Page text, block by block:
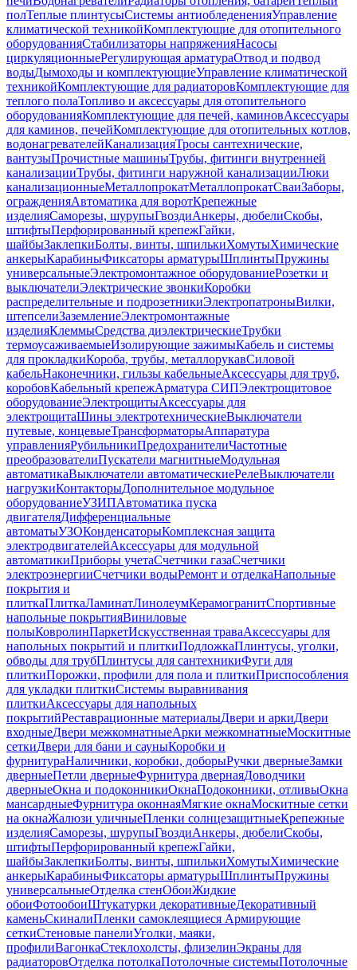
полТеплые плинтусыСистемы антиобледененияУправление
климатической техникойКомплектующие для отопительного
оборудованияСтабилизаторы напряженияНасосы
циркуляционныеРегулирующая арматураОтвод и подвод
водыДымоходы и комплектующиеУправление климатической
техникойКомплектующие для радиаторовКомплектующие для
теплого полаТопливо и аксессуары для отопительного
оборудованияКомплектующие для печей, каминовАксессуары
для каминов, печейКомплектующие для отопительных котлов,
водонагревателейКанализацияТросы сантехнические,
вантузыПрочистные машиныТрубы, фитинги внутренней
канализацииТрубы, фитинги наружной канализацииЛюки
канализационныеМеталлопрокатМеталлопрокатСваиЗаборы,
огражденияАвтоматика для воротКрепежные
изделияСаморезы, шурупыГвоздиАнкеры, дюбелиСкобы,
штифтыПерфорированный крепежГайки,
шайбыЗаклепкиБолты, винты, шпилькиХомутыХимические
анкерыКарабиныФиксаторы арматурыШплинтыПружины
универсальныеЭлектромонтажное оборудованиеРозетки и
выключателиЭлектрические звонкиКоробки
распределительные и подрозетникиЭлектропатроныВилки,
штепселиЗаземлениеЭлектромонтажные
изделияКлеммыСредства диэлектрическиеТрубки
термоусаживаемыеИзолирующие зажимыКабель и системы
для прокладкиКороба, трубы, металлорукавСиловой
кабельНаконечники, гильзы кабельныеАксессуары для труб,
коробовКабельный крепежАрматура СИПЭлектрощитовое
оборудованиеЭлектрощитыАксессуары для
электрощитаШины электротехническиеВыключатели
путевые, концевыеТрансформаторыАппаратура
управленияРубильникиПредохранителиЧастотные
преобразователиПускатели магнитныеМодульная
автоматикаВыключатели автоматическиеРелеВыключатели
нагрузкиКонтакторыДополнительное модульное
оборудованиеУЗИПАвтоматика пуска
двигателяДифференциальные
автоматыУЗОКонденсаторыКомплексная защита
электродвигателейАксессуары для модульной
автоматикиПриборы учетаСчетчики газаСчетчики
электроэнергииСчетчики водыРемонт и отделкаНапольные
покрытия и
плиткаПлиткаЛаминатЛинолеумКерамогранитСпортивные
напольные покрытияВиниловые
полыКовролинПаркетИскусственная траваАксессуары для
напольных покрытий и плиткиПодложкаПлинтусы, уголки,
обводы для трубПлинтусы для сантехникиФуги для
плиткиПорожки, профили для пола и плиткиПриспособления
для укладки плиткиСистемы выравнивания
плиткиАксессуары для напольных
покрытийРеставрационные материалыДвери и аркиДвери
входныеДвери межкомнатныеАрки межкомнатныеМоскитные
сеткиДвери для бани и сауныКоробки и
фурнитураНаличники, коробки, доборыРучки дверныеЗамки
дверныеПетли дверныеФурнитура двернаяДоводчики
дверныеОкна и подоконникиОкнаПодоконники, отливыОкна
мансардныеФурнитура оконнаяМягкие окнаМоскитные сетки
на окнаЖалюзи уличныеПленки солнцезащитныеКрепежные
изделияСаморезы, шурупыГвоздиАнкеры, дюбелиСкобы,
штифтыПерфорированный крепежГайки,
шайбыЗаклепкиБолты, винты, шпилькиХомутыХимические
анкерыКарабиныФиксаторы арматурыШплинтыПружины
универсальныеОтделка стенОбоиЖидкие
обоиФотообоиШтукатурки декоративныеДекоративный
каменьСкиналиПленки самоклеящиеся Армирующие
сеткиСтеновые панелиУголки, маяки,
профилиВагонкаСтеклохолсты, флизелинЭкраны для
радиаторовОтделка потолкаПотолочные системыПотолочные